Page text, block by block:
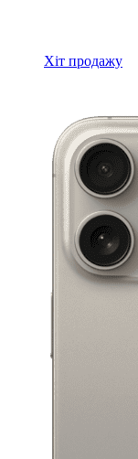
Хіт продажу